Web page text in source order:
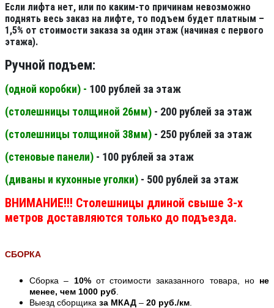
Если лифта нет, или по каким-то причинам невозможно
поднять весь заказ на лифте, то подъем будет платным –
1,5% от стоимости заказа за один этаж (начиная с первого
этажа).
Ручной подъем:
(одной коробки) - 100 рублей за этаж
(столешницы толщиной 26мм) - 200 рублей за этаж
(столешницы толщиной 38мм) - 250 рублей за этаж
(стеновые панели) - 100 рублей за этаж
(диваны и кухонные уголки) - 500 рублей за этаж
ВНИМАНИЕ!!! Столешницы длиной свыше 3-х
метров доставляются только до подъезда.
СБОРКА
Сборка – 10%от стоимости заказанного товара, но не
менее, чем 1000 руб
Выезд сборщика за МКАД – 20 руб./км